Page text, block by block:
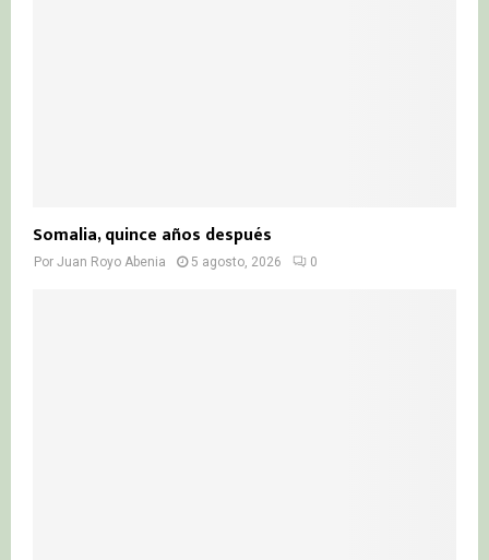
Somalia, quince años después
Por Juan Royo Abenia 5 agosto, 2026 0